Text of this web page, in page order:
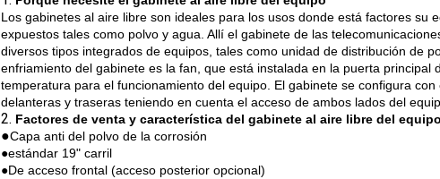
Los gabinetes al aire libre son ideales para los usos donde está factores su
expuestos tales como polvo y agua. Allí el gabinete de las
diversos tipos integrados de equipos, tales como unidad de distribución de
enfriamiento del gabinete es la fan, que está instalada en la puerta principal
temperatura para el funcionamiento del equipo. El gabinete se configura
delanteras y traseras teniendo en cuenta el acceso de ambos lados del
2. Factores de venta y característica del gabinete al aire libre del equipo
●Capa anti del polvo de la corrosión
●estándar 19" carril
●De acceso frontal (acceso posterior opcional)